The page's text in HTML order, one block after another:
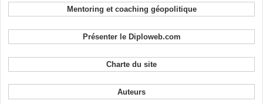
Mentoring et coaching géopolitique
Présenter le Diploweb.com
Charte du site
Auteurs